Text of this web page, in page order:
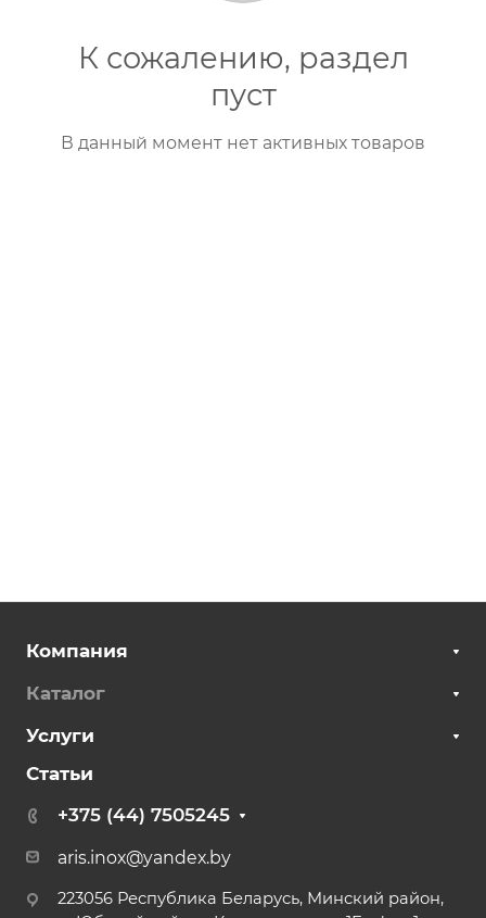
К сожалению, раздел
пуст
В данный момент нет активных товаров
Компания
Каталог
Услуги
Статьи
+375 (44) 7505245
aris.inox@yandex.by
223056 Республика Беларусь, Минский район,